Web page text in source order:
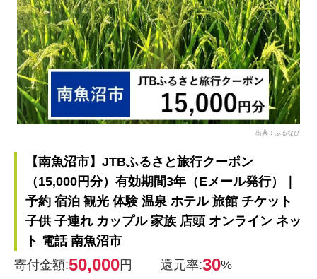
出典：ふるなび
【南魚沼市】JTBふるさと旅行クーポン
（15,000円分）有効期間3年（Eメール発行）｜
予約 宿泊 観光 体験 温泉 ホテル 旅館 チケット
子供 子連れ カップル 家族 店頭 オンライン ネッ
ト 電話 南魚沼市
寄付金額:50,000円 還元率:30%